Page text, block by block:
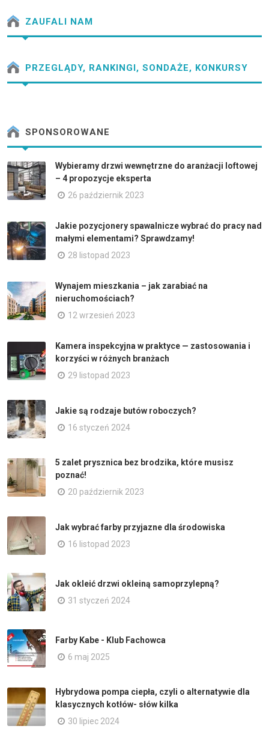
ZAUFALI NAM
PRZEGLĄDY, RANKINGI, SONDAŻE, KONKURSY
SPONSOROWANE
Wybieramy drzwi wewnętrzne do aranżacji loftowej
– 4 propozycje eksperta
26 październik 2023
Jakie pozycjonery spawalnicze wybrać do pracy nad
małymi elementami? Sprawdzamy!
28 listopad 2023
Wynajem mieszkania – jak zarabiać na
nieruchomościach?
12 wrzesień 2023
Kamera inspekcyjna w praktyce — zastosowania i
korzyści w różnych branżach
29 listopad 2023
Jakie są rodzaje butów roboczych?
16 styczeń 2024
5 zalet prysznica bez brodzika, które musisz
poznać!
20 październik 2023
Jak wybrać farby przyjazne dla środowiska
16 listopad 2023
Jak okleić drzwi okleiną samoprzylepną?
31 styczeń 2024
Farby Kabe - Klub Fachowca
6 maj 2025
Hybrydowa pompa ciepła, czyli o alternatywie dla
klasycznych kotłów- słów kilka
30 lipiec 2024